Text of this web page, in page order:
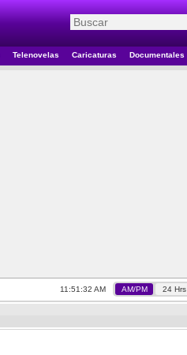
Telenovelas Caricaturas Documentales
11:51:33 AM AM/PM 24 Hrs